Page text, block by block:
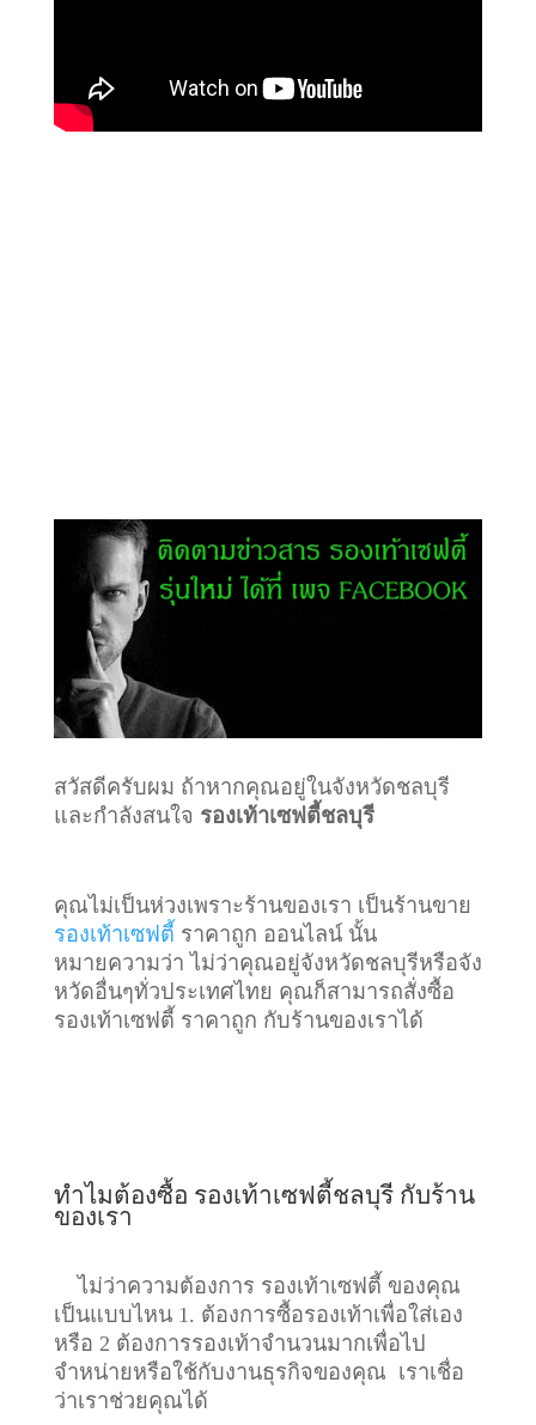
สวัสดีครับผม ถ้าหากคุณอยู่ในจังหวัดชลบุรี
และกำลังสนใจ รองเท้าเซฟตี้ชลบุรี
คุณไม่เป็นห่วงเพราะร้านของเรา เป็นร้านขาย
รองเท้าเซฟตี้ ราคาถูก ออนไลน์ นั้น
หมายความว่า ไม่ว่าคุณอยู่จังหวัดชลบุรีหรือจัง
หวัดอื่นๆทั่วประเทศไทย คุณก็สามารถสั่งซื้อ
รองเท้าเซฟตี้ ราคาถูก กับร้านของเราได้
ทำไมต้องซื้อ รองเท้าเซฟตี้ชลบุรี กับร้าน
ของเรา
ไม่ว่าความต้องการ รองเท้าเซฟตี้ ของคุณ
เป็นแบบไหน 1. ต้องการซื้อรองเท้าเพื่อใส่เอง
หรือ 2 ต้องการรองเท้าจำนวนมากเพื่อไป
จำหน่ายหรือใช้กับงานธุรกิจของคุณ เราเชื่อ
ว่าเราช่วยคุณได้